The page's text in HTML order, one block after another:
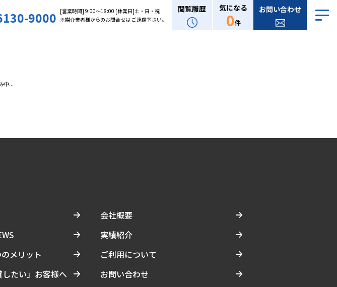
9000
[営業時間] 9:00〜18:00 [休業日]土・日・祝
※媒介業者様からのお問合せは ご遠慮下さい。
閲覧履歴 気になる
0件
お問い合わせ
中...
メリット
たい」お客様へ
会社概要
実績紹介
ご利用について
お問い合わせ